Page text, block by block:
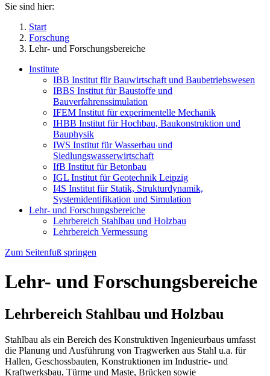
Sie sind hier:
Start
Forschung
Lehr- und Forschungsbereiche
Institute
IBB Institut für Bauwirtschaft und Baubetriebswesen
IBBS Institut für Baustoffe und
Bauverfahrenssimulation
IFEM Institut für experimentelle Mechanik
IHBB Institut für Hochbau, Baukonstruktion und
Bauphysik
IWS Institut für Wasserbau und
Siedlungswasserwirtschaft
IfB Institut für Betonbau
IGL Institut für Geotechnik Leipzig
I4S Institut für Statik, Strukturdynamik,
Systemidentifikation und Simulation
Lehr- und Forschungsbereiche
Lehrbereich Stahlbau und Holzbau
Lehrbereich Vermessung
Zum Seitenfuß springen
Lehr- und Forschungsbereiche
Lehrbereich Stahlbau und Holzbau
Stahlbau als ein Bereich des Konstruktiven Ingenieurbaus umfasst
die Planung und Ausführung von Tragwerken aus Stahl u.a. für
Hallen, Geschossbauten, Konstruktionen im Industrie- und
Kraftwerksbau, Türme und Maste, Brücken sowie